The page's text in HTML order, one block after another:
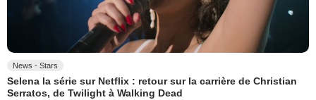
News - Stars
Selena la série sur Netflix : retour sur la carrière de Christian
Serratos, de Twilight à Walking Dead